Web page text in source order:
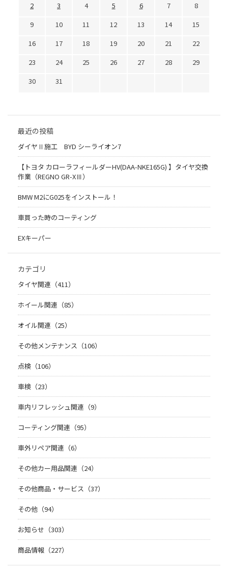
2
3 4 5 6 7
8
9
10 11 12 13 14
15
16
17 18 19 20 21
22
23
24 25 26 27 28
29
30
31
最近の投稿
ダイヤⅡ施工 BYD シーライオン7
【トヨタ カローラフィールダーHV(DAA-NKE165G) 】タイヤ交換
作業（REGNO GR-XⅢ）
BMW M2にG025をインストール！
車買った時のコーティング
EXキーパー
カテゴリ
タイヤ関連（411）
ホイール関連（85）
オイル関連（25）
その他メンテナンス（106）
点検（106）
車検（23）
車内リフレッシュ関連（9）
コーティング関連（95）
車外リペア関連（6）
その他カー用品関連（24）
その他商品・サービス（37）
その他（94）
お知らせ（303）
商品情報（227）